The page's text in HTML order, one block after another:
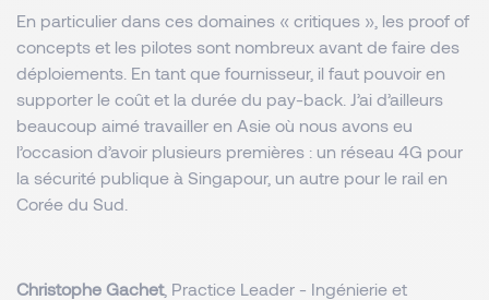
En particulier dans ces domaines « critiques », les proof of
concepts et les pilotes sont nombreux avant de faire des
déploiements. En tant que fournisseur, il faut pouvoir en
supporter le coût et la durée du pay-back. J’ai d’ailleurs
beaucoup aimé travailler en Asie où nous avons eu
l’occasion d’avoir plusieurs premières : un réseau 4G pour
la sécurité publique à Singapour, un autre pour le rail en
Corée du Sud.
Christophe Gachet, Practice Leader - Ingénierie et